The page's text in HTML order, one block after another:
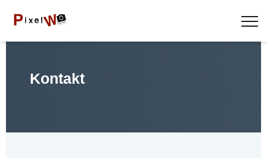
Kontakt